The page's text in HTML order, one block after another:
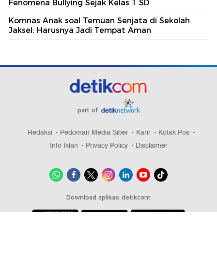
Fenomena Bullying Sejak Kelas 1 SD
Komnas Anak soal Temuan Senjata di Sekolah
Jaksel: Harusnya Jadi Tempat Aman
part of
Redaksi Pedoman Media Siber Karir
Kotak Pos
Info Iklan
Privacy Policy Disclaimer
Download aplikasi detikcom